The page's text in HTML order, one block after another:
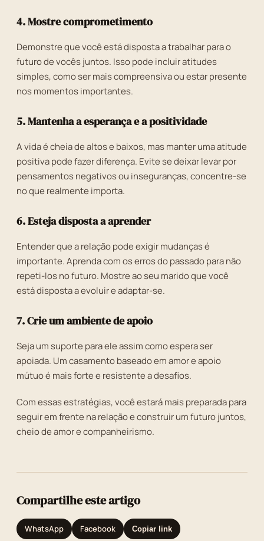
4. Mostre comprometimento
Demonstre que você está disposta a trabalhar para o
futuro de vocês juntos. Isso pode incluir atitudes
simples, como ser mais compreensiva ou estar presente
nos momentos importantes.
5. Mantenha a esperança e a positividade
A vida é cheia de altos e baixos, mas manter uma atitude
positiva pode fazer diferença. Evite se deixar levar por
pensamentos negativos ou inseguranças, concentre-se
no que realmente importa.
6. Esteja disposta a aprender
Entender que a relação pode exigir mudanças é
importante. Aprenda com os erros do passado para não
repeti-los no futuro. Mostre ao seu marido que você
está disposta a evoluir e adaptar-se.
7. Crie um ambiente de apoio
Seja um suporte para ele assim como espera ser
apoiada. Um casamento baseado em amor e apoio
mútuo é mais forte e resistente a desafios.
Com essas estratégias, você estará mais preparada para
seguir em frente na relação e construir um futuro juntos,
cheio de amor e companheirismo.
Compartilhe este artigo
WhatsApp Facebook Copiar link